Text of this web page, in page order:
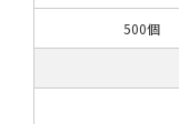
500個